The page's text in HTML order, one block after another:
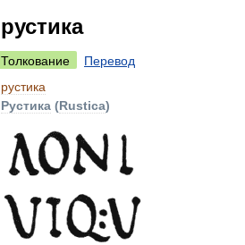
рустика
Толкование
Перевод
рустика
Рустика (Rustica)